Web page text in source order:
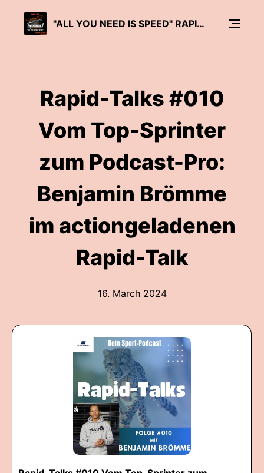
"ALL YOU NEED IS SPEED" RAPID-TALKS BY SPEED-SUMMIT
Rapid-Talks #010
Vom Top-Sprinter
zum Podcast-Pro:
Benjamin Brömme
im actiongeladenen
Rapid-Talk
16. March 2024